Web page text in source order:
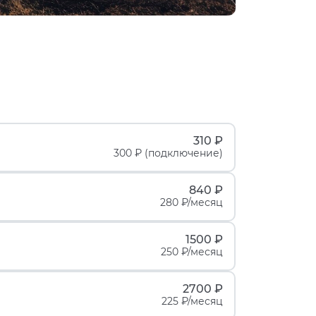
310 ₽
300 ₽ (подключение)
840 ₽
280 ₽/месяц
1500 ₽
250 ₽/месяц
2700 ₽
225 ₽/месяц